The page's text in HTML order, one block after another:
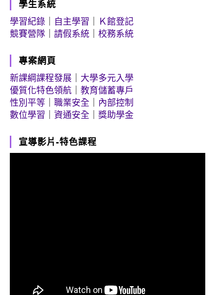
學生系統
學習紀錄
自主學習
Ｋ館登記
競賽營隊
請假系統 校務系統
專案網頁
新課綱課程發展
大學多元入學
優質化特色領航
教育儲蓄專戶
性別平等
職業安全
內部控制
數位學習
資通安全 獎助學金
宣導影片-特色課程